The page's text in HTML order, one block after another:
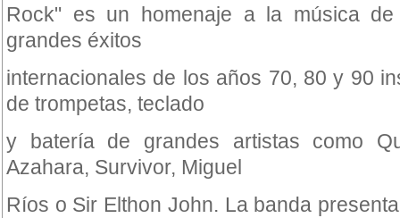
Rock" es un homenaje a la música
grandes éxitos
internacionales de los años 70, 80 y 90
de trompetas, teclado
y batería de grandes artistas como
Azahara, Survivor, Miguel
Ríos o Sir Elthon John. La banda